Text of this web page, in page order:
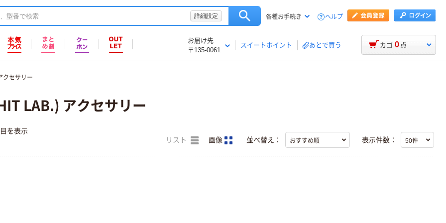
詳細設定 各種お手続き ヘルプ
お届け先
〒135-0061
スイートポイント あとで買う カゴ 0 点
クセサリー
LAB.) アクセサリー
を表示
リスト 画像 並べ替え： 表示件数：